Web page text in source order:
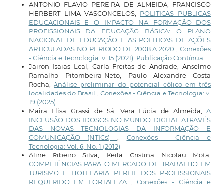
ANTONIO FLAVIO PEREIRA DE ALMEIDA, FRANCISCO
HERBERT LIMA VASCONCELOS, POLITICAS PUBLICAS
EDUCACIONAIS E O IMPACTO NA FORMAÇÃO DOS
PROFISSIONAIS DA EDUCAÇÃO BÁSICA: O PLANO
NACIONAL DE EDUCAÇÃO E AS POLITICAS DE AÇÕES
ARTICULADAS NO PERIODO DE 2008 A 2020,Conexões
- Ciência e Tecnologia: v. 15 (2021): Publicação Contínua
Jairon Isaias Leal, Carla Freitas de Andrade, Anselmo
Ramalho Pitombeira-Neto, Paulo Alexandre Costa
Rocha, Análise preliminar do potencial eólico em três
localidades do Brasil , Conexões - Ciência e Tecnologia: v.
19 (2025)
Maira Elisa Grassi de Sá, Vera Lúcia de Almeida,A
INCLUSÃO DOS IDOSOS NO MUNDO DIGITAL ATRAVÉS
DAS NOVAS TECNOLOGIAS DA INFORMAÇÃO E
COMUNICAÇÃO (NTICs) , Conexões - Ciência e
Tecnologia: Vol. 6, No. 1 (2012)
Aline Ribeiro Silva, Keila Cristina Nicolau Mota,
COMPETÊNCIAS PARA O MERCADO DE TRABALHO EM
TURISMO E HOTELARIA: PERFIL DOS PROFISSIONAIS
REQUERIDO EM FORTALEZA ,Conexões - Ciência e